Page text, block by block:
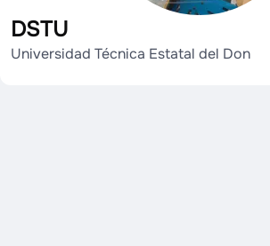
DSTU
Universidad Técnica Estatal del Don